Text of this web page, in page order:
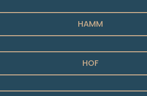
HAMM
HOF